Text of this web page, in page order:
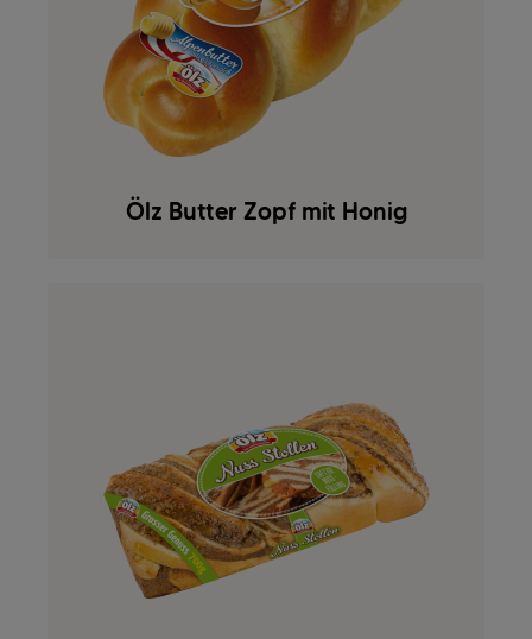
Ölz Butter Zopf mit Honig